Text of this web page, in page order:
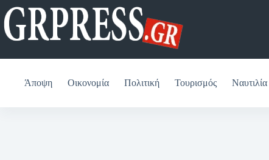
Μετάβαση
στο
περιεχόμενο
Άποψη Οικονομία Πολιτική Τουρισμός Ναυτιλία